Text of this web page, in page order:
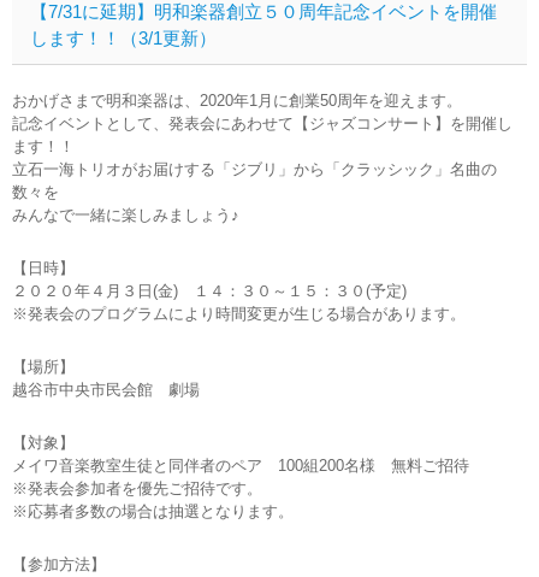
【7/31に延期】明和楽器創立５０周年記念イベントを開催
します！！（3/1更新）
おかげさまで明和楽器は、2020年1月に創業50周年を迎えます。
記念イベントとして、発表会にあわせて【ジャズコンサート】を開催し
ます！！
立石一海トリオがお届けする「ジブリ」から「クラッシック」名曲の
数々を
みんなで一緒に楽しみましょう♪
【日時】
２０２０年４月３日(金) １４：３０～１５：３０(予定)
※発表会のプログラムにより時間変更が生じる場合があります。
【場所】
越谷市中央市民会館 劇場
【対象】
メイワ音楽教室生徒と同伴者のペア 100組200名様 無料ご招待
※発表会参加者を優先ご招待です。
※応募者多数の場合は抽選となります。
【参加方法】